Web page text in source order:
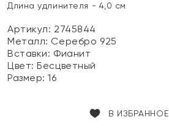
Длина удлинителя - 4,0 см
Артикул: 2745844
Металл: Серебро 925
Вставки: Фианит
Цвет:Бесцветный
Размер:16
В ИЗБРАННОЕ